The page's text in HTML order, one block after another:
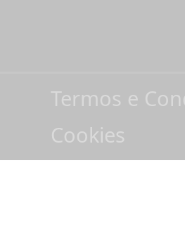
Termos e
Cookies